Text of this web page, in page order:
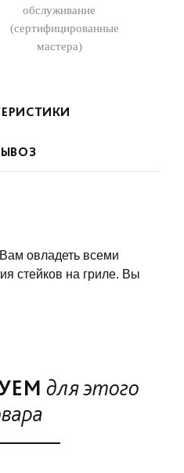
обслуживание
(сертифицированные
мастера)
овладеть всеми
стейков на гриле. Вы
друзей копчеными
приготовить сочную
гриле! Наш главный
для этого